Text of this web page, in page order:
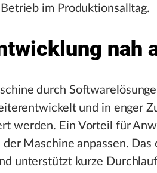
im Produktionsalltag.
nah
durch
und in enger
werden. Ein Vorteil für
der Maschine anpassen.
unterstützt kurze